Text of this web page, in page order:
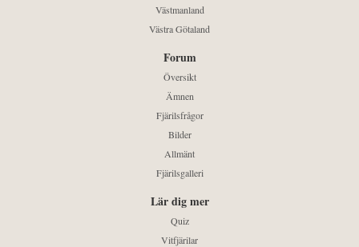
Västmanland
Västra Götaland
Forum
Översikt
Ämnen
Fjärilsfrågor
Bilder
Allmänt
Fjärilsgalleri
Lär dig mer
Quiz
Vitfjärilar